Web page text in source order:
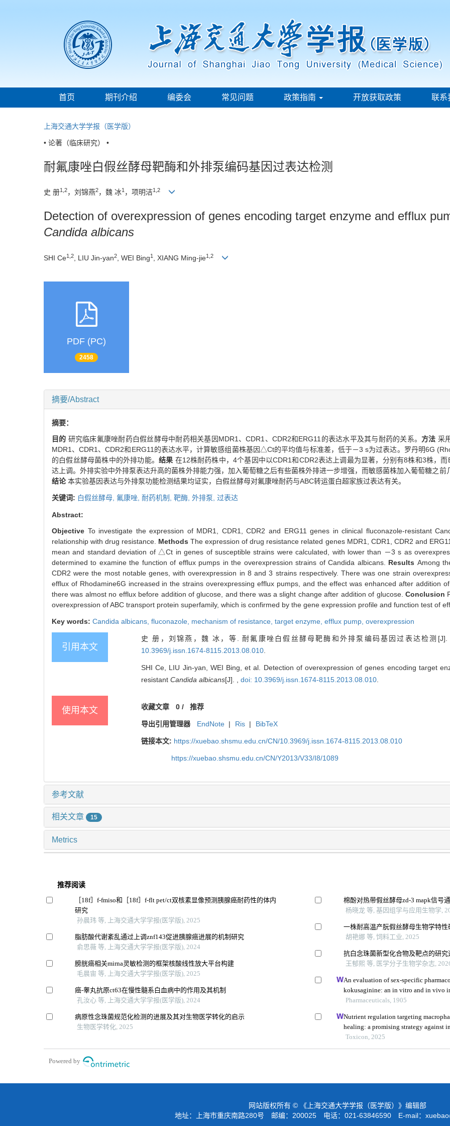
首页 期刊介绍 编委会 常见问题 政策指南 开放获取政策 联系
上海交通大学学报（医学版）
• 论著（临床研究） •
耐氟康唑白假丝酵母靶酶和外排泵编码基因过表达检测
史 册1,2，刘锦燕2，魏 冰1 ，项明洁1,2
Detection of overexpression of genes encoding target enzyme and efflux
Candida albicans
SHI Ce1,2 , LIU Jin-yan2 , WEI Bing1 , XIANG Ming-jie1,2
PDF (PC)
2458
摘要/Abstract
摘要：
目的 研究临床氟康唑耐药白假丝酵母中耐药相关基因MDR1、CDR1、CDR2和ERG11的表达水平及其与耐药的关系。 方法 采
MDR1、CDR1、CDR2和ERG11的表达水平，计算敏感组菌株基因△Ct的平均值与标准差，低于－3 s为过表达。罗丹明6G
的白假丝酵母菌株中的外排功能。 结果 在12株耐药株中，4个基因中以CDR1和CDR2表达上调最为显著，分别有8株和3株，
达上调。外排实验中外排泵表达升高的菌株外排能力强，加入葡萄糖之后有些菌株外排进一步增强，而敏感菌株加入葡萄糖之前
结论本实验基因表达与外排泵功能检测结果均证实，白假丝酵母对氟康唑耐药与ABC转运蛋白超家族过表达有关。
关键词: 白假丝酵母, 氟康唑, 耐药机制, 靶酶, 外排泵, 过表达
Abstract:
Objective To investigate the expression of MDR1, CDR1, CDR2 and ERG11 genes in clinical fluconazole-resistant
relationship with drug resistance. MethodsThe expression of drug resistance related genes MDR1, CDR1, CDR2 and
mean and standard deviation of △Ct in genes of susceptible strains were calculated, with lower than －3 s as
determined to examine the function of efflux pumps in the overexpression strains of Candida albicans. Results Among
CDR2 were the most notable genes, with overexpression in 8 and 3 strains respectively. There was one strain
efflux of Rhodamine6G increased in the strains overexpressing efflux pumps, and the effect was enhanced after addition
there was almost no efflux before addition of glucose, and there was a slight change after addition of glucose. Conclusion
overexpression of ABC transport protein superfamily, which is confirmed by the gene expression profile and function test of
Key words: Candida albicans, fluconazole, mechanism of resistance, target enzyme, efflux pump, overexpression
引用本文
史 册，刘锦燕，魏 冰，等. 耐氟康唑白假丝酵母靶酶和外排泵编码基因过表达检测
10.3969/j.issn.1674-8115.2013.08.010.
SHI Ce, LIU Jin-yan, WEI Bing, et al. Detection of overexpression of genes encoding target
resistant Candida albicans[J]. , doi: 10.3969/j.issn.1674-8115.2013.08.010.
使用本文 收藏文章 0/ 推荐
导出引用管理器 EndNote | Ris | BibTeX
链接本文: https://xuebao.shsmu.edu.cn/CN/10.3969/j.issn.1674-8115.2013.08.010
https://xuebao.shsmu.edu.cn/CN/Y2013/V33/I8/1089
参考文献
相关文章 15
Metrics
推荐阅读
［18f］f-fmiso和［18f］f-flt pet/ct双核素显像预测胰腺癌耐药性的体内
研究
孙晨玮 等, 上海交通大学学报(医学版), 2025
脂肪酸代谢紊乱通过上调znf143促进胰腺癌进展的机制研究
俞思薇 等, 上海交通大学学报(医学版), 2024
膀胱癌相关mirna灵敏检测的框架核酸线性放大平台构建
毛晨宙 等, 上海交通大学学报(医学版), 2025
癌-睾丸抗原ct63在慢性髓系白血病中的作用及其机制
孔汝心 等, 上海交通大学学报(医学版), 2024
病原性念珠菌规范化检测的进展及其对生物医学转化的启示
生物医学转化, 2025
棉酚对热带假丝酵母zd-3 mapk信号
杨晓龙 等, 基因组学与应用生物学,
一株耐高温产朊假丝酵母生物学特性
胡艳娜 等, 饲料工业, 2025
抗白念珠菌新型化合物及靶点的研究
王郁熙 等, 医学分子生物学杂志,
An evaluation of sex-specific
kokusaginine: an in vitro and in vivo
Pharmaceuticals, 1905
Nutrient regulation targeting
healing: a promising strategy against
deoxynivalenol
Toxicon, 2025
Powered by
网站版权所有 © 《上海交通大学学报（医学版）》编辑部
地址：上海市重庆南路280号 邮编：200025 电话：021-63846590 E-mail：